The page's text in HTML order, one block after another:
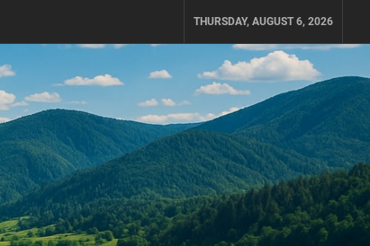
THURSDAY, AUGUST 6, 2026